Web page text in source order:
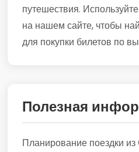
путешествия.
на нашем сайте, чтобы
для покупки билетов по
Полезная
Планирование поездки